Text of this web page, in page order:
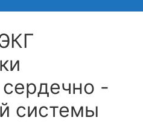
сердечно -
системы